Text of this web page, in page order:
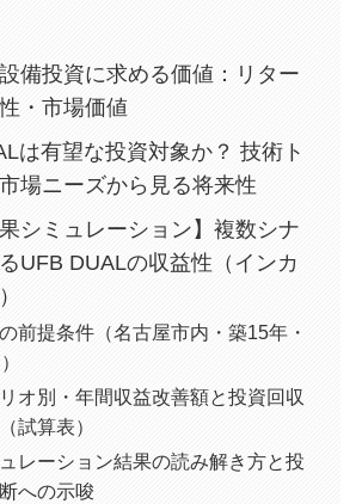
備投資に求める価値：リター
・市場価値
は有望な投資対象か？ 技術ト
場ニーズから見る将来性
果シミュレーション】複数シナ
UFB DUALの収益性（インカ
前提条件（名古屋市内・築15年・
オ別・年間収益改善額と投資回収
試算表）
レーション結果の読み解き方と投
への示唆